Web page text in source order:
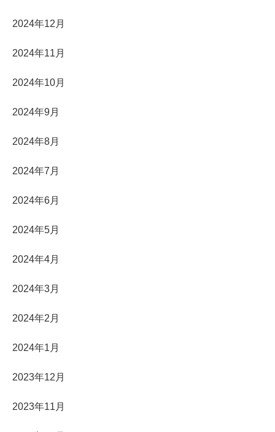
2024年12月
2024年11月
2024年10月
2024年9月
2024年8月
2024年7月
2024年6月
2024年5月
2024年4月
2024年3月
2024年2月
2024年1月
2023年12月
2023年11月